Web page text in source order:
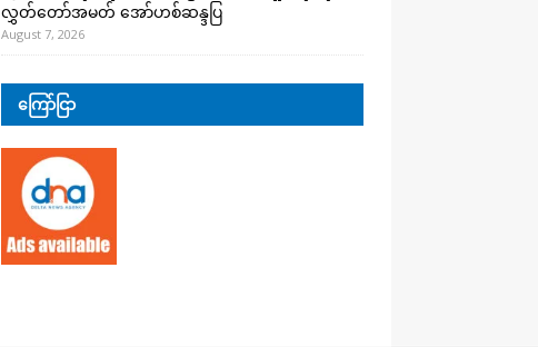
လွှတ်တော်အမတ် အော်ဟစ်ဆန္ဒပြ
August 7, 2026
ကြော်ငြာ